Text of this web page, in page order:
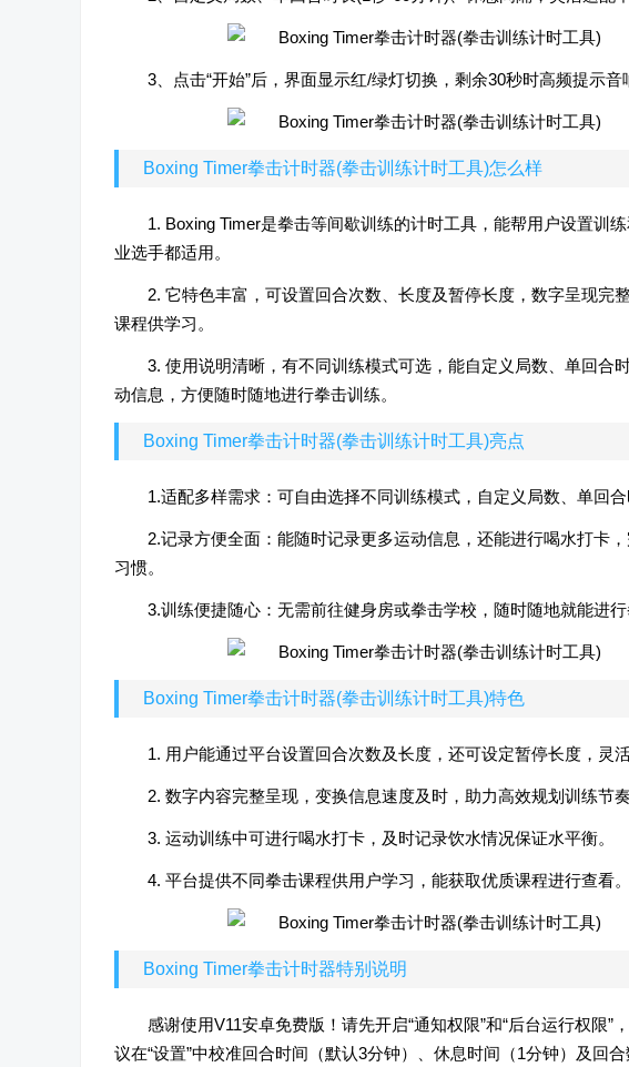
3、点击“开始”后，界面显示红/绿灯切换，剩余30秒时高频提示
Boxing Timer拳击计时器(拳击训练计时工具)怎么样
1. Boxing Timer是拳击等间歇训练的计时工具，能帮用户设置训
业选手都适用。
2. 它特色丰富，可设置回合次数、长度及暂停长度，数字呈现完
课程供学习。
3. 使用说明清晰，有不同训练模式可选，能自定义局数、单回合
动信息，方便随时随地进行拳击训练。
Boxing Timer拳击计时器(拳击训练计时工具)亮点
1.适配多样需求：可自由选择不同训练模式，自定义局数、单回
2.记录方便全面：能随时记录更多运动信息，还能进行喝水打卡
习惯。
3.训练便捷随心：无需前往健身房或拳击学校，随时随地就能进行
Boxing Timer拳击计时器(拳击训练计时工具)特色
1. 用户能通过平台设置回合次数及长度，还可设定暂停长度，灵
2. 数字内容完整呈现，变换信息速度及时，助力高效规划训练节奏
3. 运动训练中可进行喝水打卡，及时记录饮水情况保证水平衡。
4. 平台提供不同拳击课程供用户学习，能获取优质课程进行查看。
Boxing Timer拳击计时器特别说明
感谢使用V11安卓免费版！请先开启“通知权限”和“后台运行权限
议在“设置”中校准回合时间（默认3分钟）、休息时间（1分钟）及回